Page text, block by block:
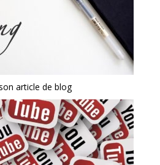
article de blog